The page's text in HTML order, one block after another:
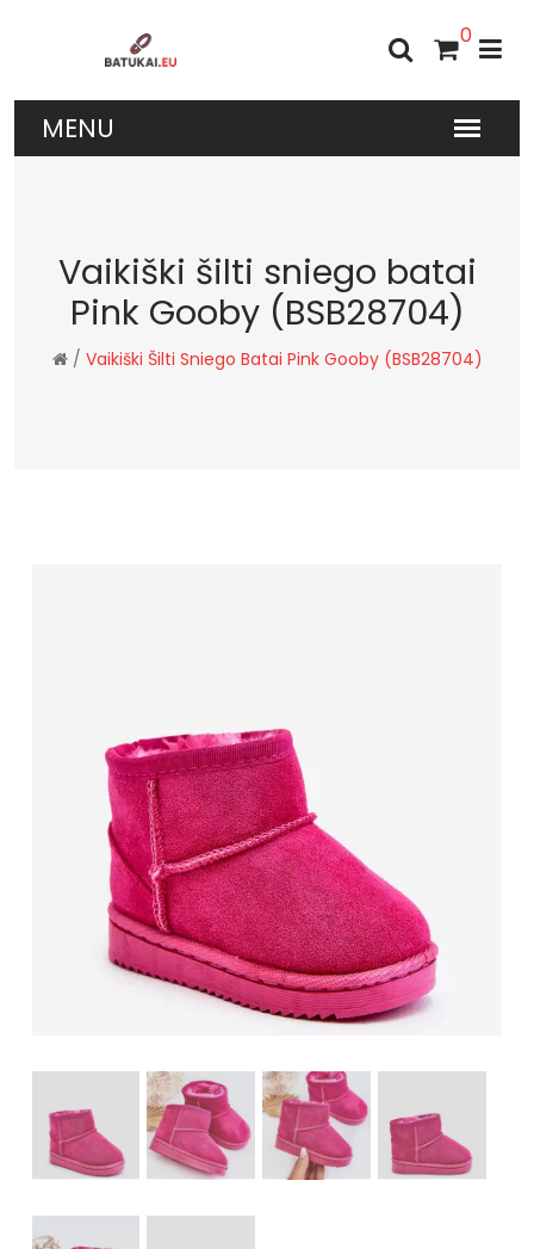
0
Vaikiški šilti sniego batai
Pink Gooby (BSB28704)
/ Vaikiški Šilti Sniego Batai Pink Gooby (BSB28704)